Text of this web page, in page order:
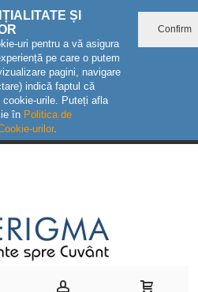
ȘI
uri pentru a vă asigura
pe care o putem
pagini, navigare
indică faptul că
urile. Puteți afla
în Politica de
urilor.
Confirm